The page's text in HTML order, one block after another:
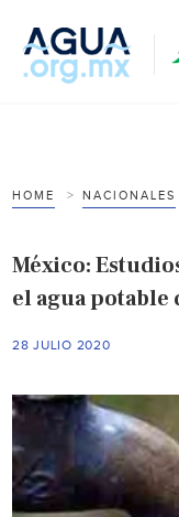
HOME NACIONALES
México:
el agua potable
28 JULIO 2020